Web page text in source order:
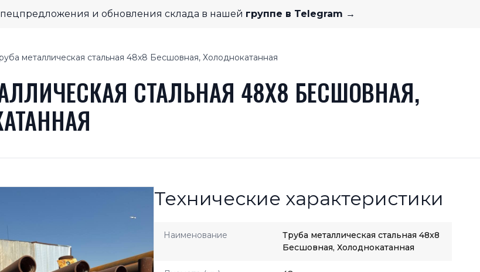
и обновления склада в нашей группе в Telegram →
металлическая стальная 48x8 Бесшовная, Холоднокатанная
СТАЛЬНАЯ 48X8 БЕСШОВНАЯ,
Технические характеристики
Наименование
Труба металлическая стальная 48x8
Бесшовная, Холоднокатанная